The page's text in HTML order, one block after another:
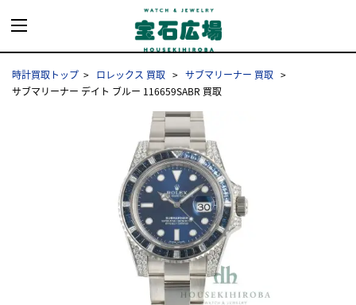
時計買取トップ ロレックス 買取
サブマリーナー 買取
サブマリーナー デイト ブルー 116659SABR 買取